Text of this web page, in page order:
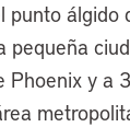
punto álgido
pequeña
Phoenix y a